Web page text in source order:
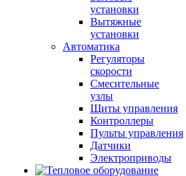
установки
Вытяжные
установки
Автоматика
Регуляторы
скорости
Смесительные
узлы
Щиты управления
Контроллеры
Пульты управления
Датчики
Электроприводы